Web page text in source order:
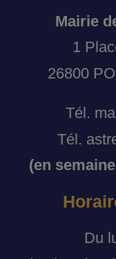
Mairie
1
26800
Tél.
Tél.
(en
Du